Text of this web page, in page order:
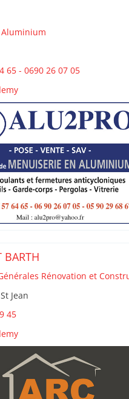
65 - 0690 26 07 05
BARTH
Rénovation et
Jean
45